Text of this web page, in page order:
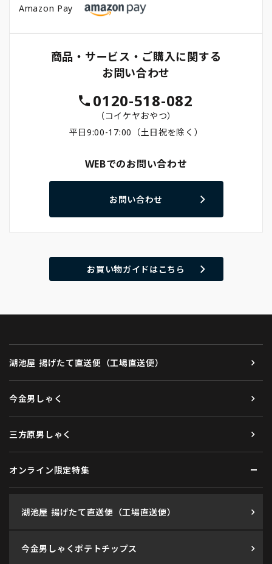
Amazon Pay
商品・サービス・ご購入に関する
お問い合わせ
0120-518-082
（コイケヤおやつ）
平日9:00-17:00（土日祝を除く）
WEBでのお問い合わせ
お問い合わせ
お買い物ガイドはこちら
湖池屋 揚げたて直送便（工場直送便）
今金男しゃく
三方原男しゃく
オンライン限定特集
湖池屋 揚げたて直送便（工場直送便）
今金男しゃくポテトチップス